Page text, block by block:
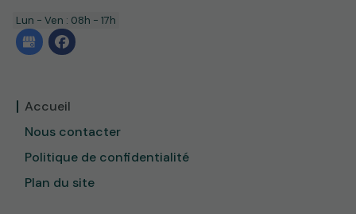
Lun - Ven : 08h - 17h
Accueil
Nous contacter
Politique de confidentialité
Plan du site